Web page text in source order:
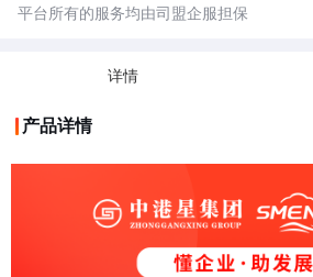
平台所有的服务均由司盟企服担保
详情
产品详情